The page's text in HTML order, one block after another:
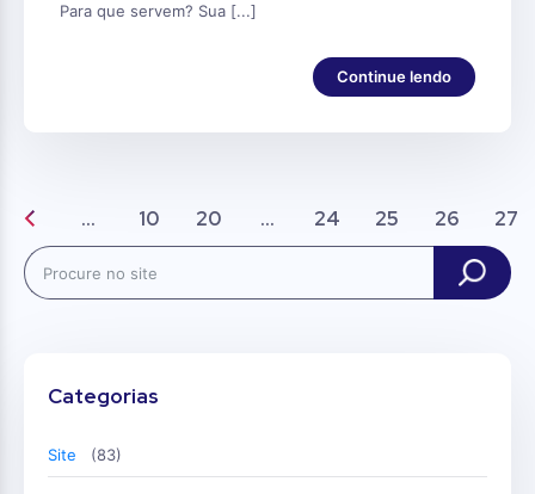
Para que servem? Sua [...]
Continue lendo
... 10 20 ... 24 25 26 27
Search
Categorias
Site (83)